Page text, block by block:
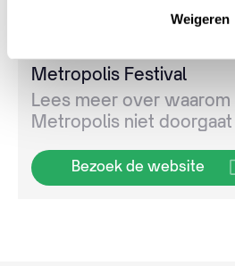
Weigeren
Metropolis Festival
Lees meer over waarom
Metropolis niet doorgaat
Bezoek de website